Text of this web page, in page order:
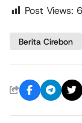
Post Views:
Berita Cirebon